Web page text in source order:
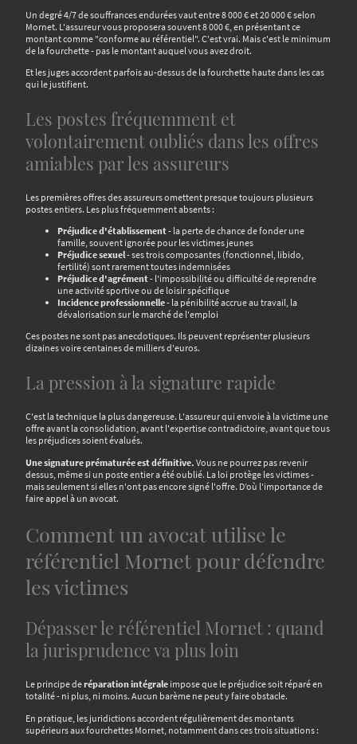
Un degré 4/7 de souffrances endurées vaut entre 8 000 € et 20 000 € selon
Mornet. L'assureur vous proposera souvent 8 000 €, en présentant ce
montant comme "conforme au référentiel". C'est vrai. Mais c'est le minimum
de la fourchette - pas le montant auquel vous avez droit.
Et les juges accordent parfois au-dessus de la fourchette haute dans les cas
qui le justifient.
Les postes fréquemment et
volontairement oubliés dans les offres
amiables par les assureurs
Les premières offres des assureurs omettent presque toujours plusieurs
postes entiers. Les plus fréquemment absents :
Préjudice d'établissement- la perte de chance de fonder une
famille, souvent ignorée pour les victimes jeunes
Préjudice sexuel- ses trois composantes (fonctionnel, libido,
fertilité) sont rarement toutes indemnisées
Préjudice d'agrément- l'impossibilité ou difficulté de reprendre
une activité sportive ou de loisir spécifique
Incidence professionnelle- la pénibilité accrue au travail, la
dévalorisation sur le marché de l'emploi
Ces postes ne sont pas anecdotiques. Ils peuvent représenter plusieurs
dizaines voire centaines de milliers d'euros.
La pression à la signature rapide
C'est la technique la plus dangereuse. L'assureur qui envoie à la victime une
offre avant la consolidation, avant l'expertise contradictoire, avant que tous
les préjudices soient évalués.
Une signature prématurée est définitive. Vous ne pourrez pas revenir
dessus, même si un poste entier a été oublié. La loi protège les victimes -
mais seulement si elles n'ont pas encore signé l'offre. D’où l'importance de
faire appel à un avocat.
Comment un avocat utilise le
référentiel Mornet pour défendre
les victimes
Dépasser le référentiel Mornet : quand
la jurisprudence va plus loin
Le principe deréparation intégrale impose que le préjudice soit réparé en
totalité - ni plus, ni moins. Aucun barème ne peut y faire obstacle.
En pratique, les juridictions accordent régulièrement des montants
supérieurs aux fourchettes Mornet, notamment dans ces trois situations :